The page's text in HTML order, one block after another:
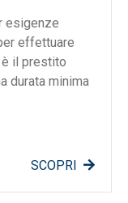
esigenze
effettuare
il prestito
durata minima
SCOPRI